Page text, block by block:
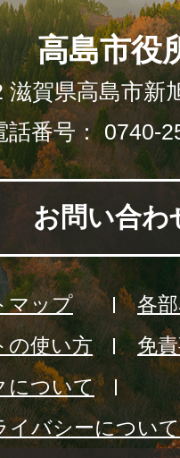
高島市役
滋賀県高島市新
話番号： 0740-
お問い合わ
マップ
各
の使い方
免
について
イバシーについて